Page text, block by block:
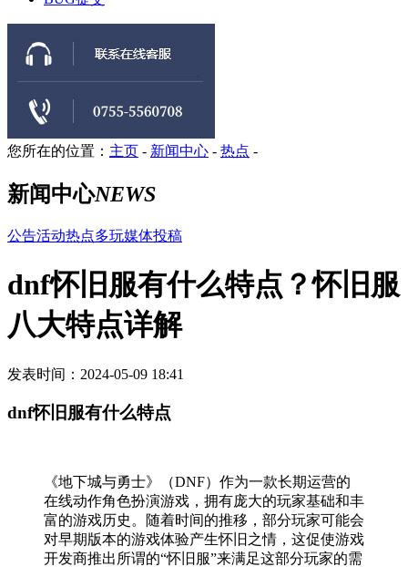
您所在的位置： 主页 - 新闻中心 - 热点 -
新闻中心NEWS
公告活动热点多玩媒体投稿
dnf怀旧服有什么特点？怀旧服
八大特点详解
发表时间：2024-05-09 18:41
dnf怀旧服有什么特点
《地下城与勇士》（DNF）作为一款长期运营的
在线动作角色扮演游戏，拥有庞大的玩家基础和丰
富的游戏历史。随着时间的推移，部分玩家可能会
对早期版本的游戏体验产生怀旧之情，这促使游戏
开发商推出所谓的“怀旧服”来满足这部分玩家的需